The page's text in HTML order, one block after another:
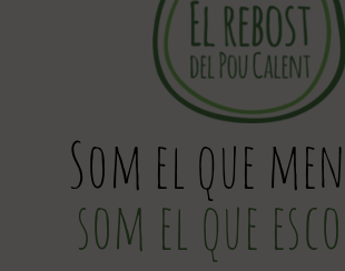
Som el que
som el que